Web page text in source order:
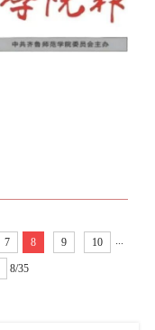
7 8 9 10 ...
8/35